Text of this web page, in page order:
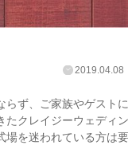
2019.04.08
らず、ご家族やゲスト
たクレイジーウェディ
場を迷われている方は